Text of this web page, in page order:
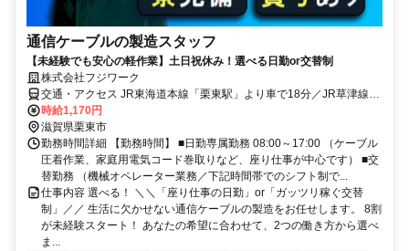
通信ケーブルの製造スタッフ
【未経験でも安心の軽作業】土日祝休み！選べる日勤or交替制
株式会社フジワーク
交通・アクセス JR東海道本線「栗東駅」より車で18分／JR草津線
「手原駅」より車で7分
時給1,170円
滋賀県栗東市
勤務時間詳細 【勤務時間】 ■日勤専属勤務 08:00～17:00 （ケーブル
圧着作業、家庭用電気コード巻取りなど、座り仕事が中心です） ■交
替勤務 （機械オペレーター業務／下記時間帯でのシフト制で...
仕事内容 選べる！ ＼＼「座り仕事の日勤」or「ガッツリ稼ぐ交替
制」／／ 生活に欠かせない通信ケーブルの製造をお任せします。 8割
が未経験スタート！ あなたの希望に合わせて、2つの働き方から選べ
ま...